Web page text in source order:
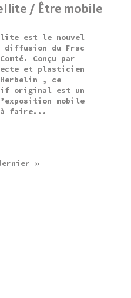
/ Être mobile
est le nouvel
du Frac
Conçu par
et plasticien
Herbelin , ce
original est un
mobile
à faire...
»